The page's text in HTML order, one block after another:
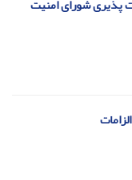
پذیری شورای امنیت